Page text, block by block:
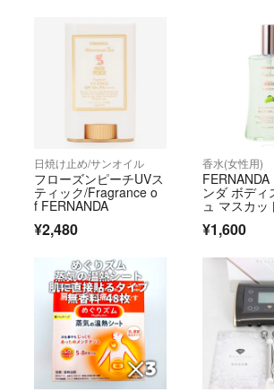
日焼け止め/サンオイル
フローズンピーチUVス
ティック/Fragrance o
f FERNANDA
¥2,480
香水(女性用)
ンダ ボディ
ュ マスカッ
¥1,600